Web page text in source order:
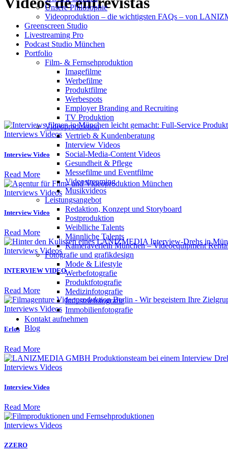
Unsere Philosophie
Videoproduktion – die wichtigsten FAQs – von
Greenscreen Studio
Livestreaming Pro
Podcast Studio München
Portfolio
Film- & Fernsehproduktion
Imagefilme
Werbefilme
Produktfilme
Werbespots
Employer Branding and Recruiting
TV Produktion
Videoproduktion
Vertrieb & Kundenberatung
Interview Videos
Social-Media-Content Videos
Gesundheit & Pflege
Mes­se­filme und Eventfilme
Video­strea­ming
Musikvideos
Leis­tungs­an­ge­bot
Redak­ti­on, Kon­zept und Storyboard
Post­pro­duk­ti­on
Weiblliche Talents
Männliche Talents
Kameraverleih München – Videoequipment
Fotografie und grafikdesign
Mode & Lifestyle
Werbefotografie
Produktfotografie
Medizinfotografie
Industriefotografie
Immobilienfotografie
Kontakt aufnehmen
Blog
Interviews Videos
Interview Video
Read More
Interviews Videos
Interview Video
Read More
Interviews Videos
INTERVIEW VIDEO
Read More
Interviews Videos
Erlos
Read More
Interviews Videos
Interview Video
Read More
Interviews Videos
ZZERO